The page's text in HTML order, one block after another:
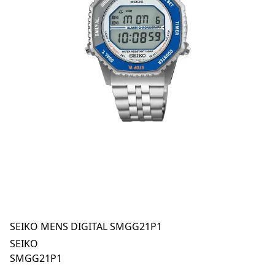
SEIKO MENS DIGITAL SMGG21P1
SEIKO
SMGG21P1